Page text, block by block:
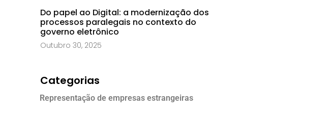
Do papel ao Digital: a modernização dos
processos paralegais no contexto do
governo eletrônico
Outubro 30, 2025
Categorias
Representação de empresas estrangeiras